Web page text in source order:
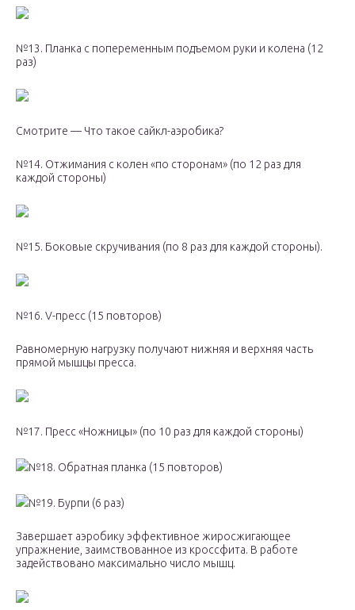
№13. Планка с попеременным подъемом руки и колена (12
раз)
Смотрите — Что такое сайкл-аэробика?
№14. Отжимания с колен «по сторонам» (по 12 раз для
каждой стороны)
№15. Боковые скручивания (по 8 раз для каждой стороны).
№16. V-пресс (15 повторов)
Равномерную нагрузку получают нижняя и верхняя часть
прямой мышцы пресса.
№17. Пресс «Ножницы» (по 10 раз для каждой стороны)
№18. Обратная планка (15 повторов)
№19. Бурпи (6 раз)
Завершает аэробику эффективное жиросжигающее
упражнение, заимствованное из кроссфита. В работе
задействовано максимально число мышц.